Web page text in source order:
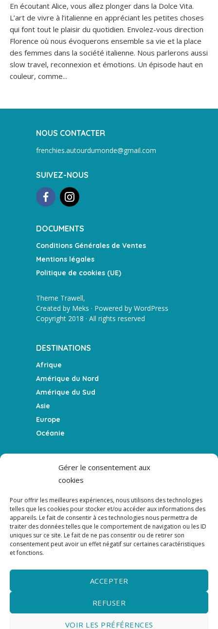
Gérer le consentement aux
cookies
Pour offrir les meilleures expériences, nous utilisons des technologies
telles que les cookies pour stocker et/ou accéder aux informations des
appareils. Le fait de consentir à ces technologies nous permettra de
traiter des données telles que le comportement de navigation ou les ID
uniques sur ce site. Le fait de ne pas consentir ou de retirer son
consentement peut avoir un effet négatif sur certaines caractéristiques
et fonctions.
ACCEPTER
REFUSER
VOIR LES PRÉFÉRENCES
En écoutant Alice, vous allez plonger dans la Dolce Vita.
L’art de vivre à l’italienne en appréciant les petites choses
qui font tout le plaisir du quotidien. Envolez-vous direction
Florence où nous évoquerons ensemble sa vie et la place
des femmes dans la société italienne. Nous parlerons aussi
slow travel, reconnexion et émotions. Un épisode haut en
couleur, comme...
NOUS CONTACTER
frenchies.autourdumonde@gmail.com
SUIVEZ-NOUS
DOCUMENTS
Conditions Générales de Ventes
Mentions légales
Politique de cookies (UE)
Theme Trawell,
Created by Meks · Powered by WordPress
Copyright 2018 · All rights reserved
DESTINATIONS
Afrique
Amérique du Nord
Amérique du Sud
Asie
Europe
Océanie
FEATURES
Le blog
Témoigner
Le podcast
NEWSLETTER
NEWSLETTER - Ne rien manquer de l'actualité
du podcast, du blog et des guides.